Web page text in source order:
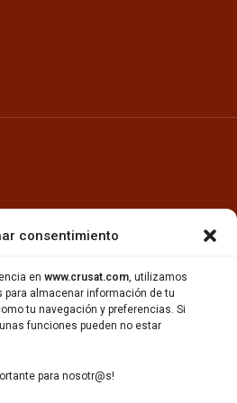
consentimiento
en www.crusat.com, utilizamos
almacenar información de tu
tu navegación y preferencias. Si
funciones pueden no estar
para nosotr@s!